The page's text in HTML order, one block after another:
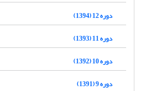
دوره 12 (1394)
دوره 11 (1393)
دوره 10 (1392)
دوره 9 (1391)